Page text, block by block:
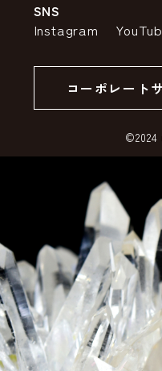
特定商取引法の表示
SSLサーバー証明書と
SNS
Instagram
コーポレート
©2024